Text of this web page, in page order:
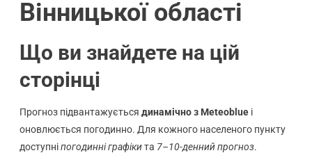
Вінницької області
Що ви знайдете на цій
сторінці
Прогноз підвантажується динамічно з Meteoblueі
оновлюється погодинно. Для кожного населеного пункту
доступніпогодинні графікита 7–10-денний прогноз.